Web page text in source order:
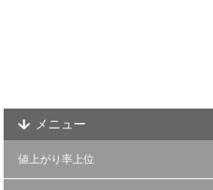
メニュー
値上がり率上位